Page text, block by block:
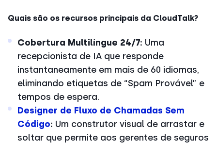
Quais são os recursos principais da CloudTalk?
Cobertura Multilíngue 24/7: Uma
recepcionista de IA que responde
instantaneamente em mais de 60 idiomas,
eliminando etiquetas de “Spam Provável” e
tempos de espera.
Designer de Fluxo de Chamadas Sem
Código: Um construtor visual de arrastar e
soltar que permite aos gerentes de seguros